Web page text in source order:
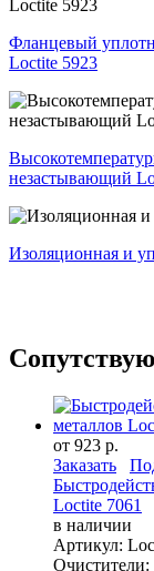
Фланцевый
Loctite 5923
незастывающий
Изоляционная и
от 923 р.
Заказать
Loctite 7061
в наличии
Артикул:
Очистители: